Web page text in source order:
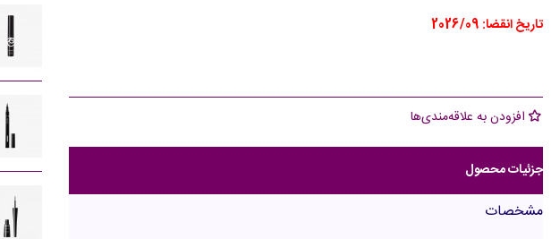
تاریخ انقضا: 2026/09
افزودن به علاقه‌مندی‌ها
جزئیات محصول
مشخصات